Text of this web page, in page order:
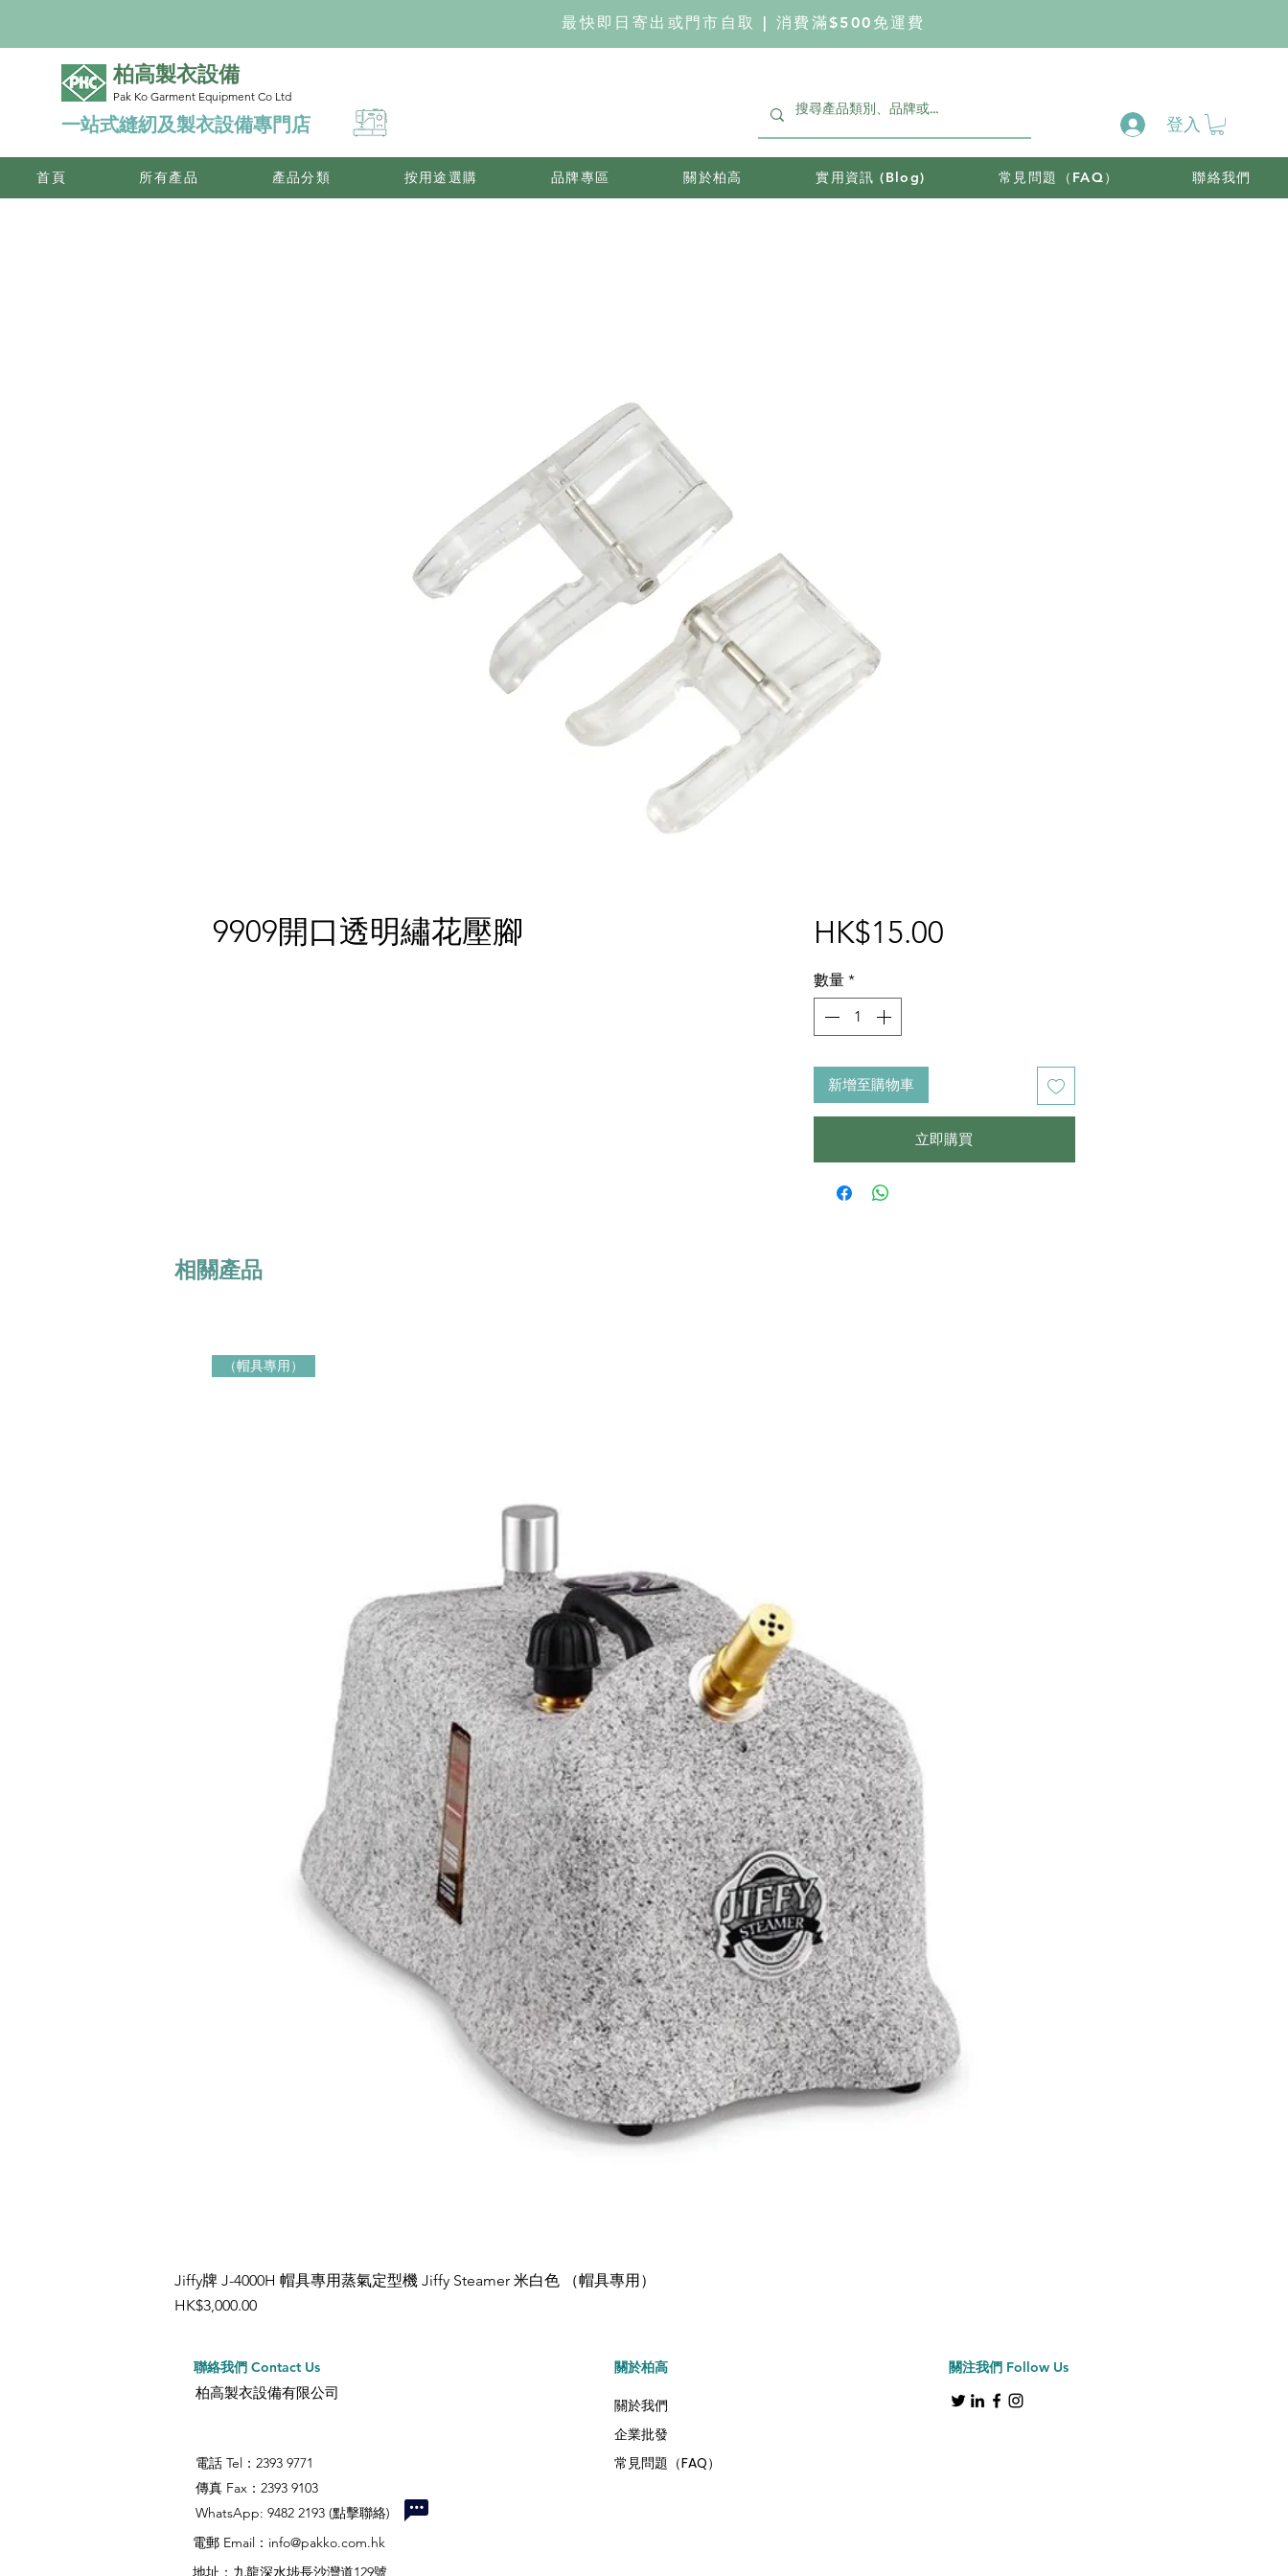
最快即日寄出或門市自取 | 消費滿$500免運費
柏高製衣設備
Pak Ko Garment Equipment Co Ltd
一站式縫紉及製衣設備專門店 登入
首頁 所有產品 產品分類 按用途選購 品牌專區 關於柏高 實用資訊 (Blog) 常見問題（FAQ） 聯絡我們
9909開口透明繡花壓腳 HK$15.00價
數量 *
新增至購物車
立即購買
相關產品
快速瀏覽
（帽具專用）
Jiffy牌 J-4000H 帽具專用蒸氣定型機 Jiffy Steamer 米白色 （帽具專用）
價格
HK$3,000.00
聯絡我們 Contact Us
柏高製衣設備有限公司
電話 Tel：2393 9771
傳真 Fax：2393 9103
​WhatsApp: 9482 2193 (點擊聯絡)
電郵 Email： info@pakko.com.hk
地址：九龍深水埗長沙灣道129號
​關於柏高
關於我們
企業批發
常見問題（FAQ）
關注我們 Follow Us